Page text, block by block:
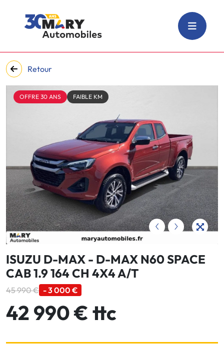
Retour
‹ ›
OFFRE 30 ANS FAIBLE KM
ISUZU D-MAX - D-MAX N60 SPACE
CAB 1.9 164 CH 4X4 A/T
45 990 € - 3 000 €
42 990 € ttc